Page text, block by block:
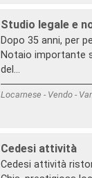
Studio legale e
Dopo 35 anni, per
Notaio importante
del...
Locarnese - Vendo -
Cedesi attività
Cedesi attività